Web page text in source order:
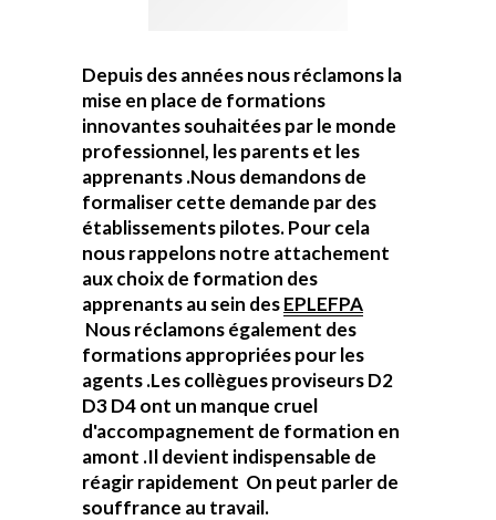
Depuis des années nous réclamons la
mise en place de formations
innovantes souhaitées par le monde
professionnel, les parents et les
apprenants .Nous demandons de
formaliser cette demande par des
établissements pilotes. Pour cela
nous rappelons notre attachement
aux choix de formation des
apprenants au sein desEPLEFPA
Nous réclamons également des
formations appropriées pour les
agents .Les collègues proviseurs D2
D3 D4 ont un manque cruel
d'accompagnement de formation en
amont .Il devient indispensable de
réagir rapidement On peut parler de
souffrance au travail.